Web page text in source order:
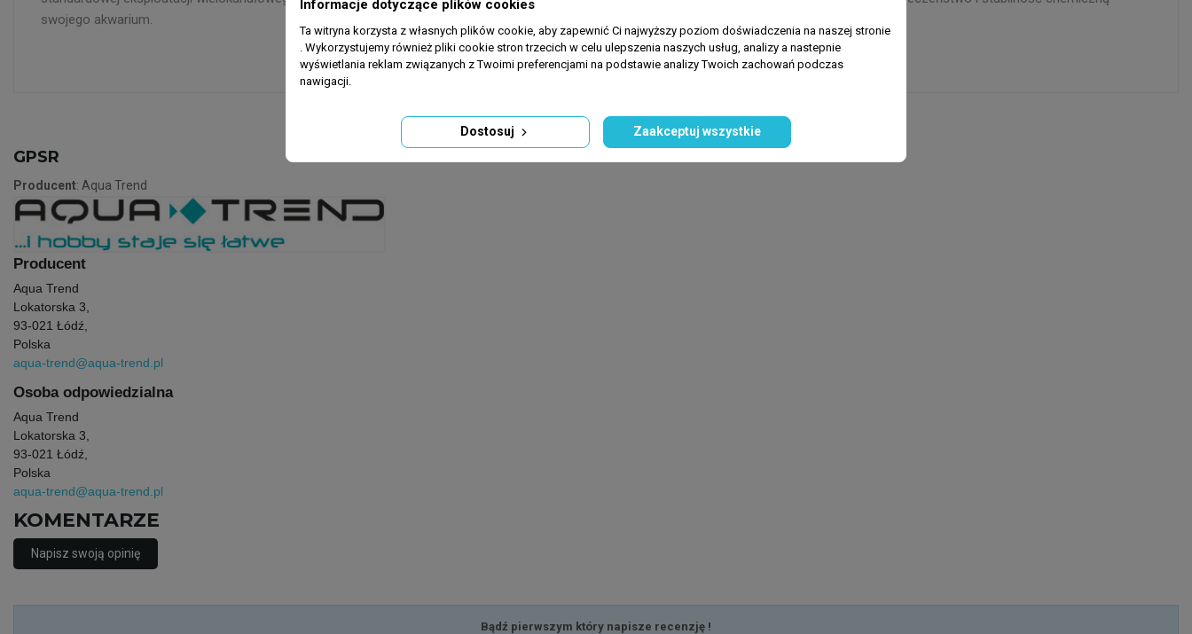
swojego akwarium.
GPSR
Producent: Aqua Trend
Producent
Aqua Trend
Lokatorska 3,
93-021 Łódź,
Polska
aqua-trend@aqua-trend.pl
Osoba odpowiedzialna
Aqua Trend
Lokatorska 3,
93-021 Łódź,
Polska
aqua-trend@aqua-trend.pl
KOMENTARZE
Napisz swoją opinię
Bądź pierwszym który napisze recenzję !
Informacje dotyczące plików cookies
Ta witryna korzysta z własnych plików cookie, aby zapewnić Ci najwyższy poziom doświadczenia na naszej stronie
. Wykorzystujemy również pliki cookie stron trzecich w celu ulepszenia naszych usług, analizy a nastepnie
wyświetlania reklam związanych z Twoimi preferencjami na podstawie analizy Twoich zachowań podczas
nawigacji.
Dostosuj Zaakceptuj wszystkie